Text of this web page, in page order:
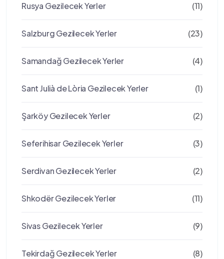
Rusya Gezilecek Yerler (11)
Salzburg Gezilecek Yerler (23)
Samandağ Gezilecek Yerler (4)
Sant Julià de Lòria Gezilecek Yerler (1)
Şarköy Gezilecek Yerler (2)
Seferihisar Gezilecek Yerler (3)
Serdivan Gezilecek Yerler (2)
Shkodër Gezilecek Yerler (11)
Sivas Gezilecek Yerler (9)
Tekirdağ Gezilecek Yerler (8)